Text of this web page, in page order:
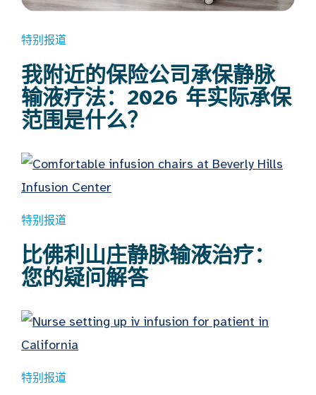
特别报道
我附近的保险公司承保静脉
输液疗法：2026 年实际承保
范围是什么？
特别报道
比佛利山庄静脉输液治疗：
您的疑问解答
特别报道